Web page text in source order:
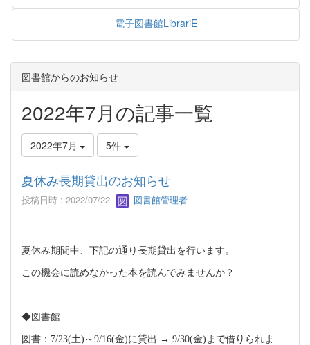
電子図書館LibrariE
図書館からのお知らせ
2022年7月の記事一覧
2022年7月 5件
夏休み長期貸出のお知らせ
投稿日時 : 2022/07/22 図書館管理者
夏休み期間中、下記の通り長期貸出を行います。
この機会に読めなかった本を読んでみませんか？
◆図書館
図書： 7/23(土) ～ 9/16(金)に貸出 → 9/30(金) まで借りられま